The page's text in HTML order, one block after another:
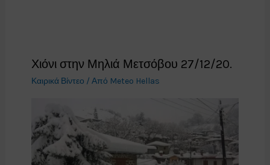
Χιόνι στην Μηλιά Μετσόβου 27/12/20.
Καιρικά Βίντεο / Από Meteo Hellas